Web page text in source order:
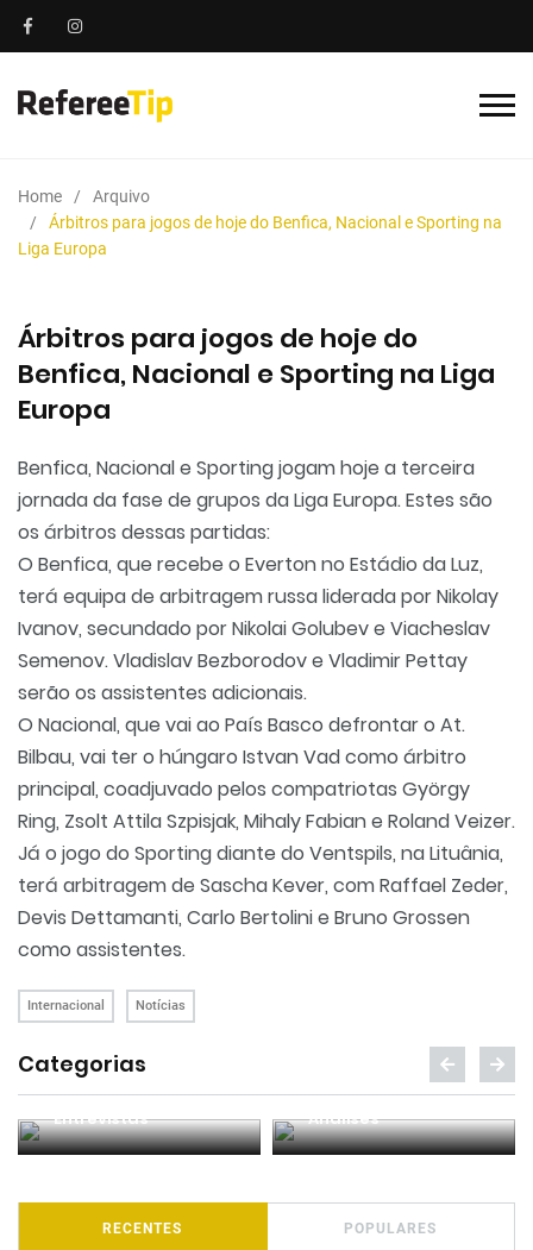
Home
Arquivo
Árbitros para jogos de hoje do Benfica, Nacional e Sporting na
Liga Europa
Árbitros para jogos de hoje do
Benfica, Nacional e Sporting na Liga
Europa
Benfica, Nacional e Sporting jogam hoje a terceira
jornada da fase de grupos da Liga Europa. Estes são
os árbitros dessas partidas:
O Benfica, que recebe o Everton no Estádio da Luz,
terá equipa de arbitragem russa liderada por Nikolay
Ivanov, secundado por Nikolai Golubev e Viacheslav
Semenov. Vladislav Bezborodov e Vladimir Pettay
serão os assistentes adicionais.
O Nacional, que vai ao País Basco defrontar o At.
Bilbau, vai ter o húngaro Istvan Vad como árbitro
principal, coadjuvado pelos compatriotas György
Ring, Zsolt Attila Szpisjak, Mihaly Fabian e Roland Veizer.
Já o jogo do Sporting diante do Ventspils, na Lituânia,
terá arbitragem de Sascha Kever, com Raffael Zeder,
Devis Dettamanti, Carlo Bertolini e Bruno Grossen
como assistentes.
Internacional Notícias
Categorias
Entrevistas Análises
RECENTES POPULARES